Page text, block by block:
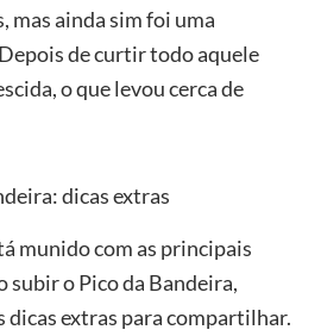
mas ainda sim foi uma
de curtir todo aquele
o que levou cerca de
dicas extras
munido com as principais
subir o Pico da Bandeira,
dicas extras para compartilhar.